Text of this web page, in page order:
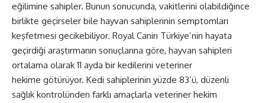
eğilimine sahipler. Bunun sonucunda, vakitlerini olabildiğince
birlikte geçirseler bile hayvan sahiplerinin semptomları
keşfetmesi gecikebiliyor. Royal Canin Türkiye’nin hayata
geçirdiği araştırmanın sonuçlarına göre, hayvan sahipleri
ortalama olarak 11 ayda bir kedilerini veteriner
hekime götürüyor. Kedi sahiplerinin yüzde 83’ü, düzenli
sağlık kontrolünden farklı amaçlarla veteriner hekim